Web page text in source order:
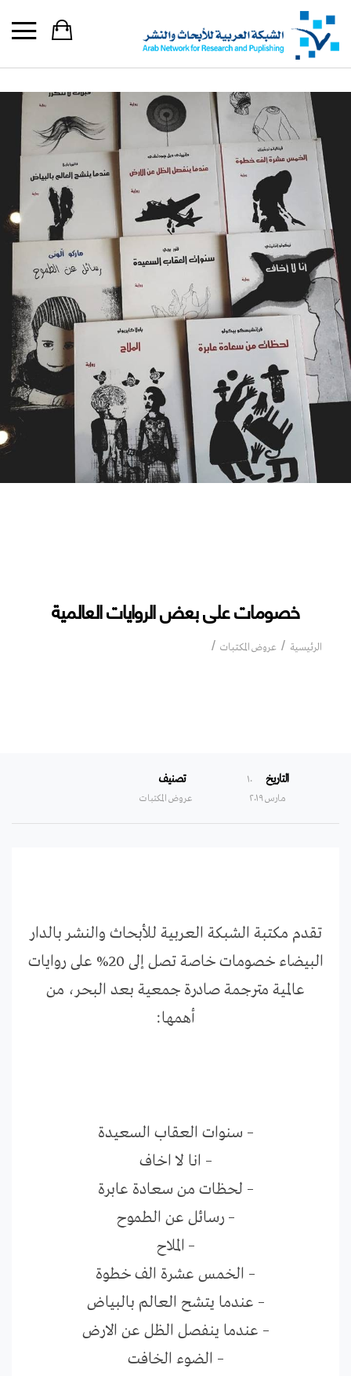
خصومات على بعض الروايات العالمية
الرئيسية عروض المكتبات
التاريخ
۱۰
مارس ۲۰۱۹
تصنيف
عروض المكتبات
تقدم مكتبة الشبكة العربية للأبحاث والنشر بالدار
البيضاء خصومات خاصة تصل إلى 20% على روايات
عالمية مترجمة صادرة جمعية بعد البحر، من
أهمها:
– سنوات العقاب السعيدة
– انا لا اخاف
– لحظات من سعادة عابرة
– رسائل عن الطموح
– الملاح
– الخمس عشرة الف خطوة
– عندما يتشح العالم بالبياض
– عندما ينفصل الظل عن الارض
– الضوء الخافت